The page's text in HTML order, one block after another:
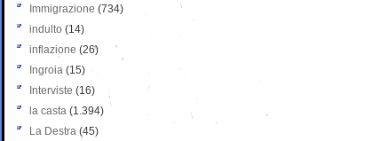
Immigrazione (734)
indulto (14)
inflazione (26)
Ingroia (15)
Interviste (16)
la casta (1.394)
La Destra (45)